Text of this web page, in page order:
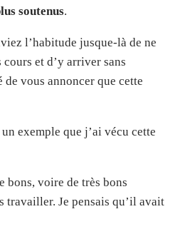
soutenus.
l’habitude jusque-là de ne
et d’y arriver sans
de vous annoncer que cette
exemple que j’ai vécu cette
bons, voire de très bons
travailler. Je pensais qu’il avait